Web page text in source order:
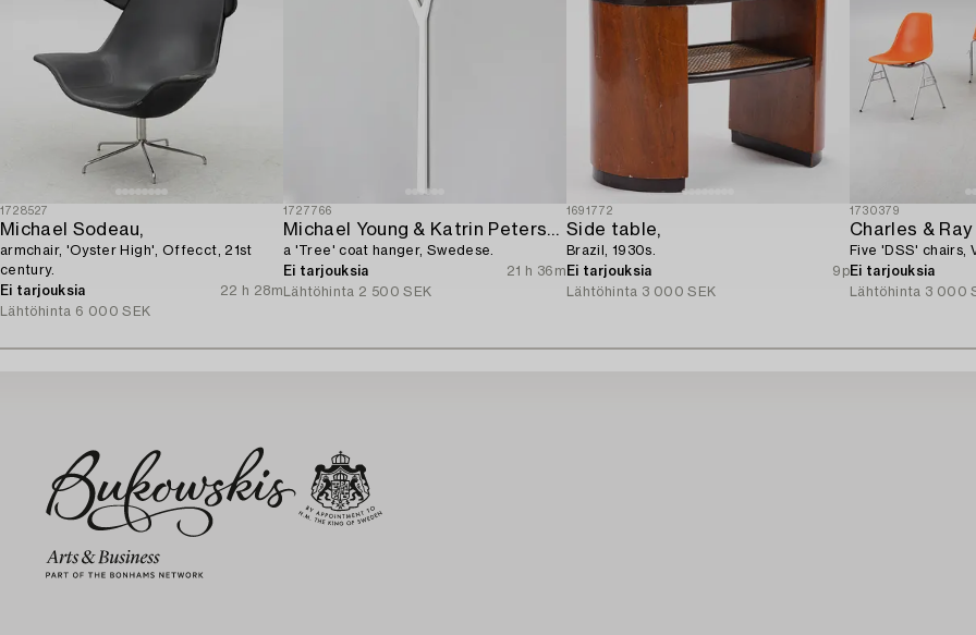
1728527
Michael Sodeau,
armchair, 'Oyster High', Offecct, 21st
century.
Ei tarjouksia
22 h 28m
Lähtöhinta 6 000 SEK
1727766
Michael Young & Katrin Petersdottir,
a 'Tree' coat hanger, Swedese.
Ei tarjouksia
21 h 36m
Lähtöhinta 2 500 SEK
1691772
Side table,
Brazil, 1930s.
Ei tarjouksia
9p
Lähtöhinta 3 000 SEK
1730379
Charles & Ray
Five 'DSS' chairs,
Ei tarjouksia
Lähtöhinta 3 000